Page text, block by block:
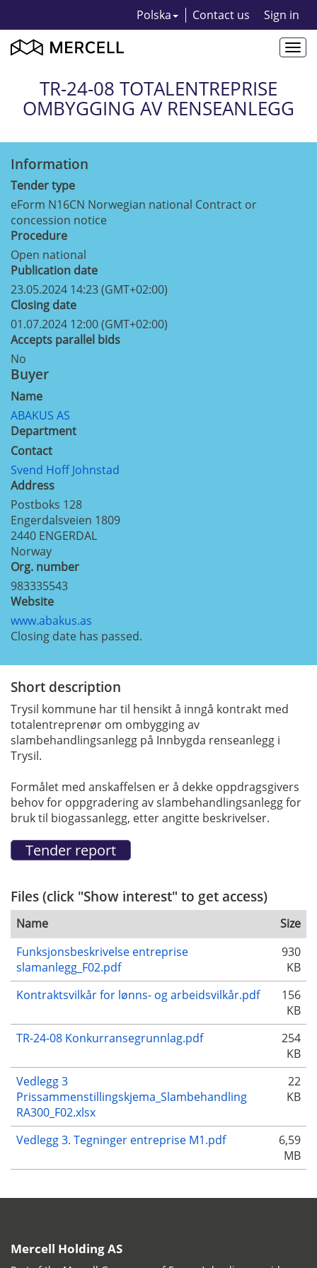
Polska Contact us Sign in
TR-24-08 TOTALENTREPRISE
OMBYGGING AV RENSEANLEGG
Information
Tender type
eForm N16CN Norwegian national Contract or
concession notice
Procedure
Open national
Publication date
23.05.2024 14:23 (GMT+02:00)
Closing date
01.07.2024 12:00 (GMT+02:00)
Accepts parallel bids
No
Buyer
Name
ABAKUS AS
Department
Contact
Svend Hoff Johnstad
Address
Postboks 128
Engerdalsveien 1809
2440 ENGERDAL
Norway
Org. number
983335543
Website
www.abakus.as
Closing date has passed.
Short description
Trysil kommune har til hensikt å inngå kontrakt med
totalentreprenør om ombygging av
slambehandlingsanlegg på Innbygda renseanlegg i
Trysil.
Formålet med anskaffelsen er å dekke oppdragsgivers
behov for oppgradering av slambehandlingsanlegg for
bruk til biogassanlegg, etter angitte beskrivelser.
Files (click "Show interest" to get access)
Name
Size
Funksjonsbeskrivelse entreprise
slamanlegg_F02.pdf
930
KB
Kontraktsvilkår for lønns- og arbeidsvilkår.pdf
156
KB
TR-24-08 Konkurransegrunnlag.pdf
254
KB
Vedlegg 3
Prissammenstillingskjema_Slambehandling
RA300_F02.xlsx
22
KB
Vedlegg 3. Tegninger entreprise M1.pdf
6,59
MB
Mercell Holding AS